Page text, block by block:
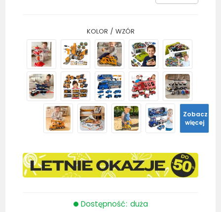
KOLOR / WZÓR
Zobacz
więcej
Dostępność: duża